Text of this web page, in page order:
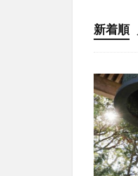
新着順